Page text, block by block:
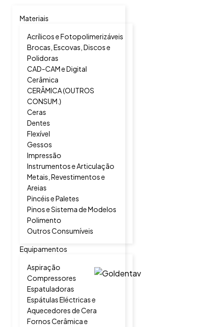
Materiais
Acrílicos e Fotopolimerizáveis
Brocas, Escovas, Discos e
Polidoras
CAD-CAM e Digital
Cerâmica
CERÂMICA (OUTROS
CONSUM.)
Ceras
Dentes
Flexível
Gessos
Impressão
Instrumentos e Articulação
Metais, Revestimentos e
Areias
Pincéis e Paletes
Pinos e Sistema de Modelos
Polimento
Outros Consumíveis
Equipamentos
Aspiração
Compressores
Espatuladoras
Espátulas Eléctricas e
Aquecedores de Cera
Fornos Cerâmica e